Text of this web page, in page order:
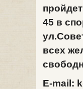
пройдет
45 в
всех
E-mail: